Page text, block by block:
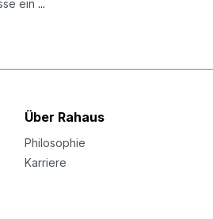
ein ...
Über Rahaus
Philosophie
Karriere